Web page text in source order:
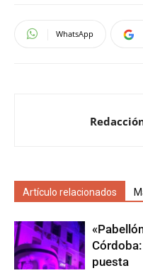
WhatsApp
Artículo relacionados
puesta